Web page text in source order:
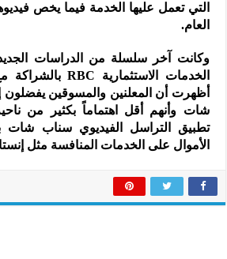
التي تعمل عليها الخدمة فيما يخص
العام.
وكانت آخر سلسلة من الدراسات
أظهرت أن المعلنين والمسوقين
شات وأنهم أقل اهتماماً بكثير من
تطبيق التراسل الفيديوي سناب شات
الأموال على الخدمات المنافسة مثل